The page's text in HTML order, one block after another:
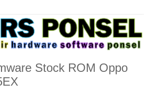
Stock ROM Oppo